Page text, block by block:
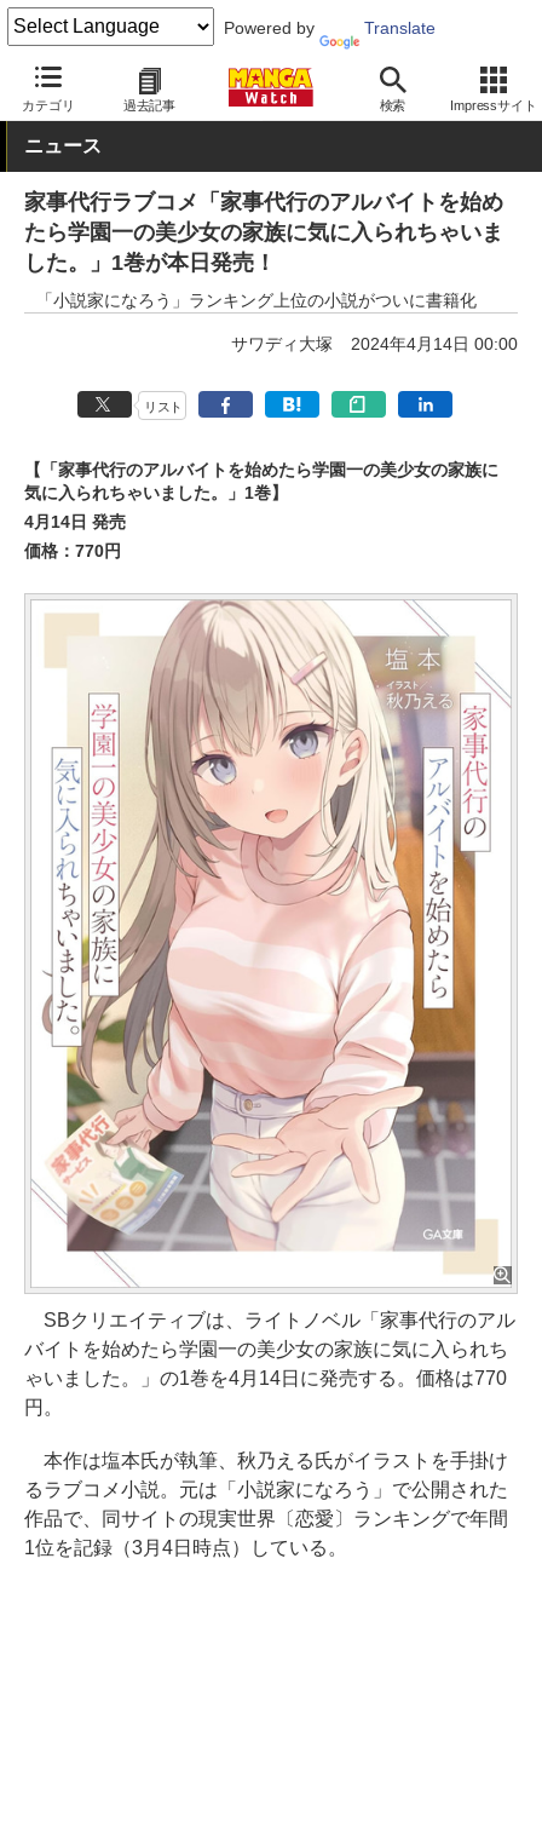
Powered by Translate
カテゴリ 過去記事 検索 Impressサイト
MANGA Watch ライトノベル
ニュース
家事代行ラブコメ「家事代行のアルバイトを始め
たら学園一の美少女の家族に気に入られちゃいま
した。」1巻が本日発売！
「小説家になろう」ランキング上位の小説がついに書籍化
サワディ大塚 2024年4月14日 00:00
リスト
【「家事代行のアルバイトを始めたら学園一の美少女の家族に
気に入られちゃいました。」1巻】
4月14日 発売
価格：770円
SBクリエイティブは、ライトノベル「家事代行のアル
バイトを始めたら学園一の美少女の家族に気に入られち
ゃいました。」の1巻を4月14日に発売する。価格は770
円。
本作は塩本氏が執筆、秋乃える氏がイラストを手掛け
るラブコメ小説。元は「小説家になろう」で公開された
作品で、同サイトの現実世界〔恋愛〕ランキングで年間
1位を記録（3月4日時点）している。